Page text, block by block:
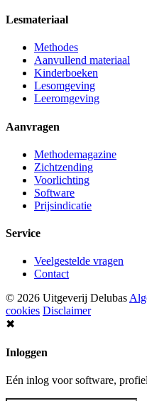
Lesmateriaal
Methodes
Aanvullend materiaal
Kinderboeken
Lesomgeving
Leeromgeving
Aanvragen
Methodemagazine
Zichtzending
Voorlichting
Software
Prijsindicatie
Service
Veelgestelde vragen
Contact
© 2026 Uitgeverij Delubas
cookies Disclaimer
✖
Inloggen
Eén inlog voor software,